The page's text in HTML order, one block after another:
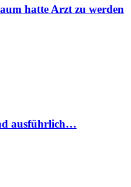
hatte Arzt zu werden
ausführlich…